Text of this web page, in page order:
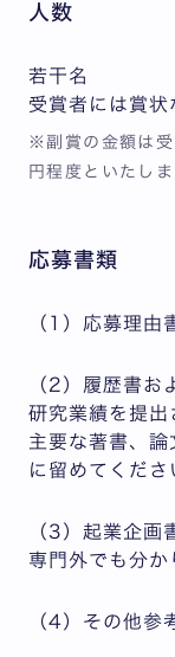
人数
若干名
受賞者には賞状
※副賞の金額は
円程度といたしま
応募書類
（1）応募理由
（2）履歴書お
研究業績を提出
主要な著書、
に留めてくださ
（3）起業企画
専門外でも分か
（4）その他参